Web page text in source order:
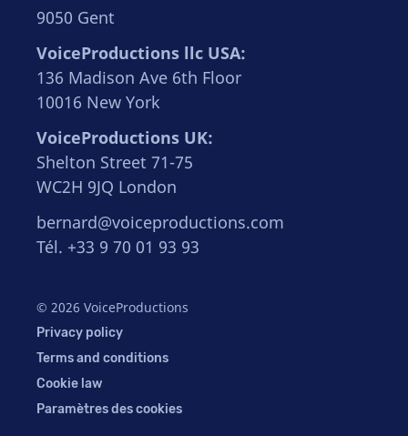
9050 Gent
VoiceProductions llc USA:
136 Madison Ave 6th Floor
10016 New York
VoiceProductions UK:
Shelton Street 71-75
WC2H 9JQ London
bernard@voiceproductions.com
Tél. +33 9 70 01 93 93
© 2026 VoiceProductions
Privacy policy
Terms and conditions
Cookie law
Paramètres des cookies